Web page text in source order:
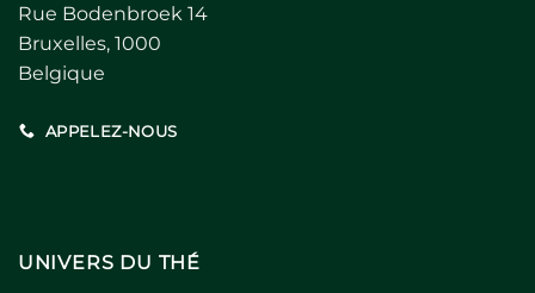
Rue Bodenbroek 14
Bruxelles, 1000
Belgique
APPELEZ-NOUS
UNIVERS DU THÉ